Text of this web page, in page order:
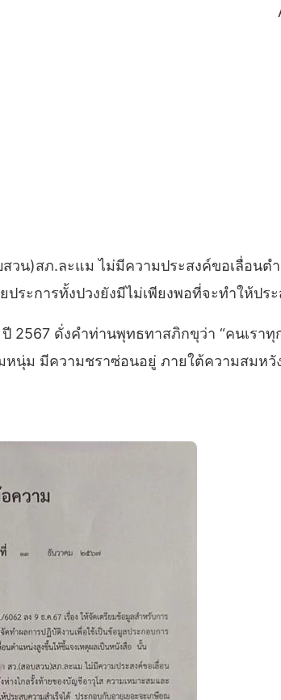
น)สภ.ละแม ไม่มีความประสงค์ขอเลื่อนต
ระการทั้งปวงยังมีไม่เพียงพอที่จะทำให้ปร
2567 ดั่งคำท่านพุทธทาสภิกขุว่า “คนเรา
หนุ่ม มีความชราซ่อนอยู่ ภายใต้ความสมห